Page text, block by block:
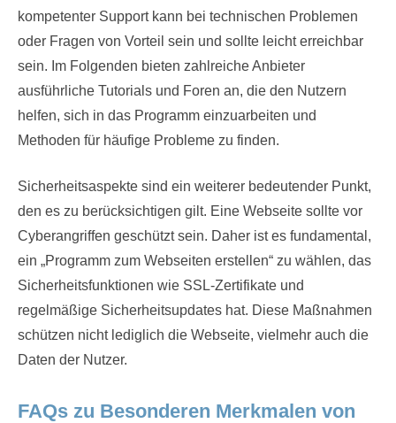
kompetenter Support kann bei technischen Problemen
oder Fragen von Vorteil sein und sollte leicht erreichbar
sein. Im Folgenden bieten zahlreiche Anbieter
ausführliche Tutorials und Foren an, die den Nutzern
helfen, sich in das Programm einzuarbeiten und
Methoden für häufige Probleme zu finden.
Sicherheitsaspekte sind ein weiterer bedeutender Punkt,
den es zu berücksichtigen gilt. Eine Webseite sollte vor
Cyberangriffen geschützt sein. Daher ist es fundamental,
ein „Programm zum Webseiten erstellen“ zu wählen, das
Sicherheitsfunktionen wie SSL-Zertifikate und
regelmäßige Sicherheitsupdates hat. Diese Maßnahmen
schützen nicht lediglich die Webseite, vielmehr auch die
Daten der Nutzer.
FAQs zu Besonderen Merkmalen von